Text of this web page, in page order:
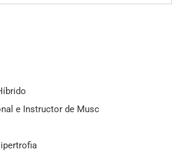
e Instructor de Musc